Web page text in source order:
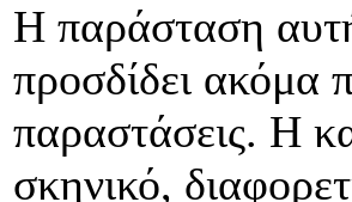
Η παράσταση αυτή
προσδίδει ακόμα
παραστάσεις. Η
σκηνικό,